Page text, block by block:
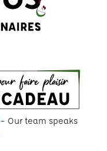
– Our team speaks